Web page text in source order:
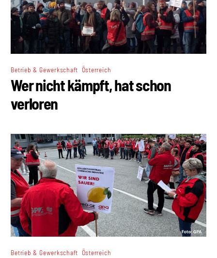
Betrieb & Gewerkschaft Österreich
Wer nicht kämpft, hat schon
verloren
Betrieb & Gewerkschaft Österreich